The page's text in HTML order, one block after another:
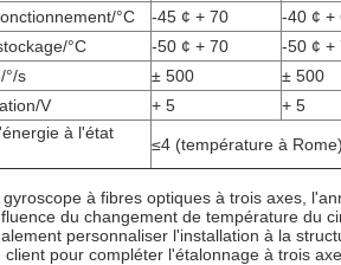
°C
-45 ¢ + 70 -40 ¢ +
°C
-50 ¢ + 70 -50 ¢ +
°/s
± 500 ± 500
V
+ 5 + 5
à l'état
≤4 (température à
à fibres optiques à trois axes,
du changement de température du
personnaliser l'installation à la
pour compléter l'étalonnage à trois